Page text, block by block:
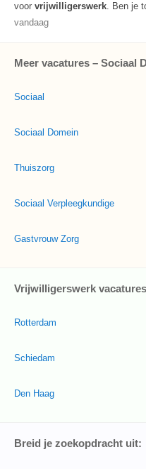
voor vrijwilligerswerk. Ben je
vandaag
Meer vacatures – Sociaal
Sociaal
Sociaal Domein
Thuiszorg
Sociaal Verpleegkundige
Gastvrouw Zorg
Vrijwilligerswerk
Rotterdam
Schiedam
Den Haag
Breid je zoekopdracht uit: